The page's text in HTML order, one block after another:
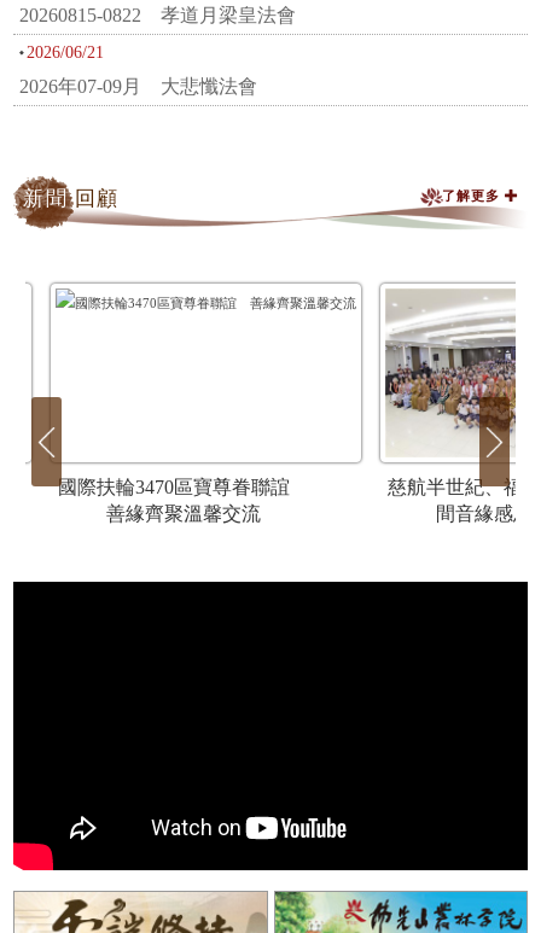
20260815-0822 孝道月梁皇法會
2026/06/21
2026年07-09月 大悲懺法會
新聞 回顧 了解更多
國際扶輪3470區寶尊眷聯誼
善緣齊聚溫馨交流
慈航半世紀、福
間音緣感恩